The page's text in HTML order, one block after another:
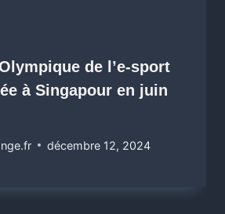
de l’e-sport
à Singapour en juin
décembre 12, 2024